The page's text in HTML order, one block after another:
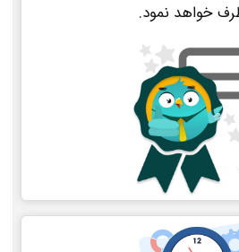
خواهد نمود.